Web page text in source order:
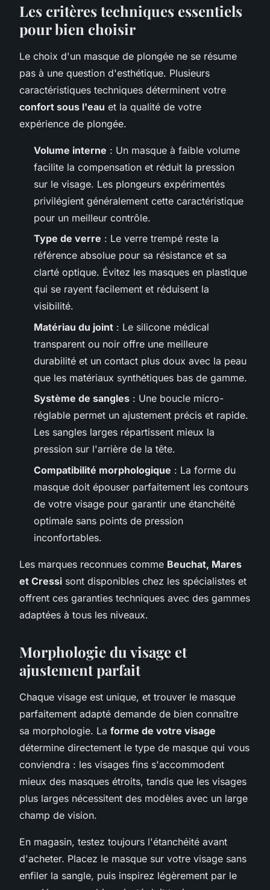
Les critères techniques essentiels
pour bien choisir
Le choix d'un masque de plongée ne se résume
pas à une question d'esthétique. Plusieurs
caractéristiques techniques déterminent votre
confort sous l'eau et la qualité de votre
expérience de plongée.
Volume interne : Un masque à faible volume
facilite la compensation et réduit la pression
sur le visage. Les plongeurs expérimentés
privilégient généralement cette caractéristique
pour un meilleur contrôle.
Type de verre : Le verre trempé reste la
référence absolue pour sa résistance et sa
clarté optique. Évitez les masques en plastique
qui se rayent facilement et réduisent la
visibilité.
Matériau du joint : Le silicone médical
transparent ou noir offre une meilleure
durabilité et un contact plus doux avec la peau
que les matériaux synthétiques bas de gamme.
Système de sangles : Une boucle micro-
réglable permet un ajustement précis et rapide.
Les sangles larges répartissent mieux la
pression sur l'arrière de la tête.
Compatibilité morphologique : La forme du
masque doit épouser parfaitement les contours
de votre visage pour garantir une étanchéité
optimale sans points de pression
inconfortables.
Les marques reconnues comme Beuchat, Mares
et Cressi sont disponibles chez les spécialistes et
offrent ces garanties techniques avec des gammes
adaptées à tous les niveaux.
Morphologie du visage et
ajustement parfait
Chaque visage est unique, et trouver le masque
parfaitement adapté demande de bien connaître
sa morphologie. La forme de votre visage
détermine directement le type de masque qui vous
conviendra : les visages fins s'accommodent
mieux des masques étroits, tandis que les visages
plus larges nécessitent des modèles avec un large
champ de vision.
En magasin, testez toujours l'étanchéité avant
d'acheter. Placez le masque sur votre visage sans
enfiler la sangle, puis inspirez légèrement par le